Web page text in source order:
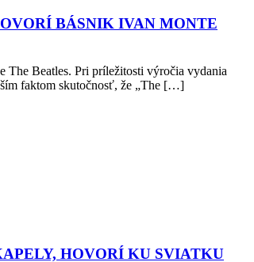
BÁSNIK IVAN MONTE
The Beatles. Pri príležitosti výročia vydania
faktom skutočnosť, že „The […]
HOVORÍ KU SVIATKU